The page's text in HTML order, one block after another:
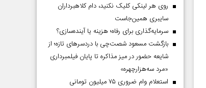
روی هر لینکی کلیک نکنید، دام کلاهبرداران
سایبری همین‌جاست
سرمایه‌گذاری برای رفاه؛ هزینه یا آینده‌سازی؟
بازگشت مسعود شصت‌چی با دردسر‌های تازه؛ از
شایعه حضور در میز مذاکره تا پایان فیلمبرداری
«مرد سه‌هزارچهره»
استعلام وام ضروری ۷۵ میلیون تومانی